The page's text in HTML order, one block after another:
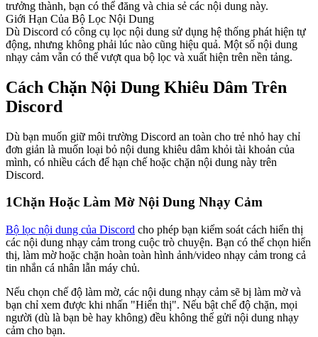
trưởng thành, bạn có thể đăng và chia sẻ các nội dung này.
Giới Hạn Của Bộ Lọc Nội Dung
Dù Discord có công cụ lọc nội dung sử dụng hệ thống phát hiện tự
động, nhưng không phải lúc nào cũng hiệu quả. Một số nội dung
nhạy cảm vẫn có thể vượt qua bộ lọc và xuất hiện trên nền tảng.
Cách Chặn Nội Dung Khiêu Dâm Trên
Discord
Dù bạn muốn giữ môi trường Discord an toàn cho trẻ nhỏ hay chỉ
đơn giản là muốn loại bỏ nội dung khiêu dâm khỏi tài khoản của
mình, có nhiều cách để hạn chế hoặc chặn nội dung này trên
Discord.
1Chặn Hoặc Làm Mờ Nội Dung Nhạy Cảm
Bộ lọc nội dung của Discord cho phép bạn kiểm soát cách hiển thị
các nội dung nhạy cảm trong cuộc trò chuyện. Bạn có thể chọn hiển
thị, làm mờ hoặc chặn hoàn toàn hình ảnh/video nhạy cảm trong cả
tin nhắn cá nhân lẫn máy chủ.
Nếu chọn chế độ làm mờ, các nội dung nhạy cảm sẽ bị làm mờ và
bạn chỉ xem được khi nhấn "Hiển thị". Nếu bật chế độ chặn, mọi
người (dù là bạn bè hay không) đều không thể gửi nội dung nhạy
cảm cho bạn.